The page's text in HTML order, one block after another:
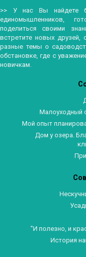
>> У нас Вы найдете
единомышленников,
поделиться своими
встретите новых
разные темы о
обстановке, где с
новичкам.
Малоуходный
Мой опыт
Дом у озера.
"И полезно, и
История